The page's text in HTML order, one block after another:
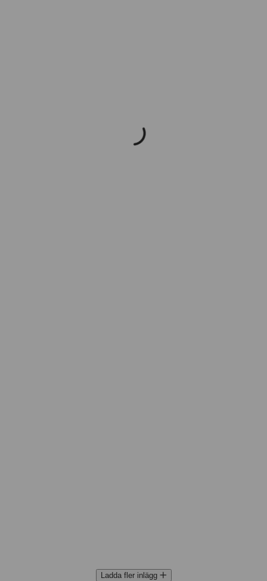
Ladda fler inlägg